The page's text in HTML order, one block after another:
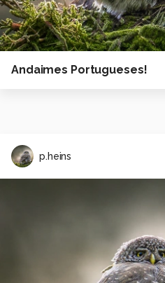
Andaimes Portugueses!
p.heins